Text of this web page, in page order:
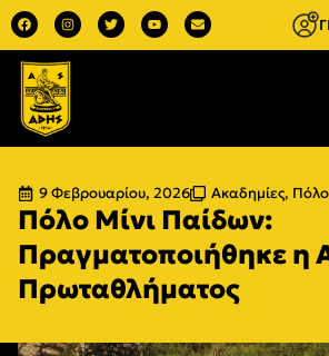
9 Φεβρουαρίου, 2026 Ακαδημίες, Πόλο
Πόλο Μίνι Παίδων:
Πραγματοποιήθηκε η
Πρωταθλήματος